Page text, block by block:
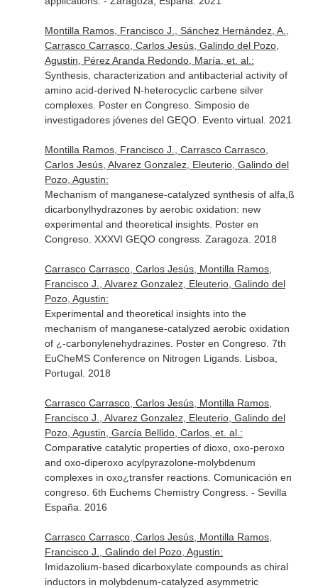
Montilla Ramos, Francisco J., Sánchez Hernández, A.,
Carrasco Carrasco, Carlos Jesús, Galindo del Pozo,
Agustin, Pérez Aranda Redondo, María, et. al.:
Synthesis, characterization and antibacterial activity of
amino acid-derived N-heterocyclic carbene silver
complexes. Poster en Congreso. Simposio de
investigadores jóvenes del GEQO. Evento virtual. 2021
Montilla Ramos, Francisco J., Carrasco Carrasco,
Carlos Jesús, Alvarez Gonzalez, Eleuterio, Galindo del
Pozo, Agustin:
Mechanism of manganese-catalyzed synthesis of alfa,ß
dicarbonylhydrazones by aerobic oxidation: new
experimental and theoretical insights. Poster en
Congreso. XXXVI GEQO congress. Zaragoza. 2018
Carrasco Carrasco, Carlos Jesús, Montilla Ramos,
Francisco J., Alvarez Gonzalez, Eleuterio, Galindo del
Pozo, Agustin:
Experimental and theoretical insights into the
mechanism of manganese-catalyzed aerobic oxidation
of ¿-carbonylenehydrazines. Poster en Congreso. 7th
EuCheMS Conference on Nitrogen Ligands. Lisboa,
Portugal. 2018
Carrasco Carrasco, Carlos Jesús, Montilla Ramos,
Francisco J., Alvarez Gonzalez, Eleuterio, Galindo del
Pozo, Agustin, García Bellido, Carlos, et. al.:
Comparative catalytic properties of dioxo, oxo-peroxo
and oxo-diperoxo acylpyrazolone-molybdenum
complexes in oxo¿transfer reactions. Comunicación en
congreso. 6th Euchems Chemistry Congress. - Sevilla
España. 2016
Carrasco Carrasco, Carlos Jesús, Montilla Ramos,
Francisco J., Galindo del Pozo, Agustin:
Imidazolium-based dicarboxylate compounds as chiral
inductors in molybdenum-catalyzed asymmetric